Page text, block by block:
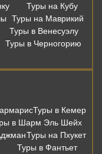
Туры на Кубу
Туры на Маврикий
Туры в Венесуэлу
Туры в Черногорию
Туры в Кемер
в Шарм Эль Шейх
Туры на Пхукет
Туры в Фантьет